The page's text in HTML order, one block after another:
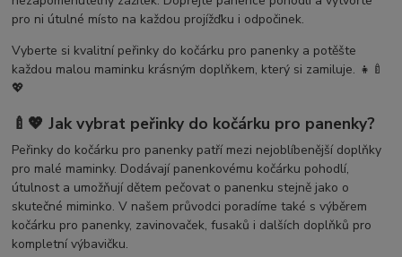
pro ni útulné místo na každou projížďku i odpočinek.
Vyberte si kvalitní peřinky do kočárku pro panenky a potěšte
každou malou maminku krásným doplňkem, který si zamiluje. 👧🍼
💖
🍼💖 Jak vybrat peřinky do kočárku pro panenky?
Peřinky do kočárku pro panenky patří mezi nejoblíbenější doplňky
pro malé maminky. Dodávají panenkovému kočárku pohodlí,
útulnost a umožňují dětem pečovat o panenku stejně jako o
skutečné miminko. V našem průvodci poradíme také s výběrem
kočárku pro panenky, zavinovaček, fusaků i dalších doplňků pro
kompletní výbavičku.